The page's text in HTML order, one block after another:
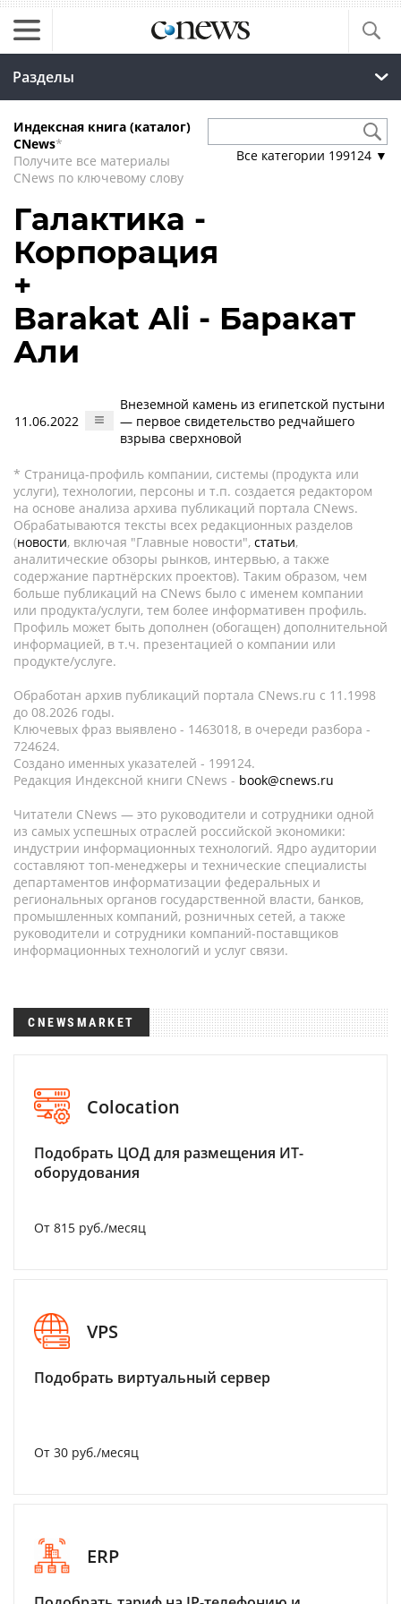
Разделы
Индексная книга (каталог)
CNews*
Получите все материалы
CNews по ключевому слову
Все категории 199124 ▼
Галактика -
Корпорация
+
Barakat Ali - Баракат
Али
11.06.2022
Внеземной камень из египетской пустыни
— первое свидетельство редчайшего
взрыва сверхновой
* Страница-профиль компании, системы (продукта или
услуги), технологии, персоны и т.п. создается редактором
на основе анализа архива публикаций портала CNews.
Обрабатываются тексты всех редакционных разделов
(новости, включая "Главные новости", статьи,
аналитические обзоры рынков, интервью, а также
содержание партнёрских проектов). Таким образом, чем
больше публикаций на CNews было с именем компании
или продукта/услуги, тем более информативен профиль.
Профиль может быть дополнен (обогащен) дополнительной
информацией, в т.ч. презентацией о компании или
продукте/услуге.
Обработан архив публикаций портала CNews.ru c 11.1998
до 08.2026 годы.
Ключевых фраз выявлено - 1463018, в очереди разбора -
724624.
Создано именных указателей - 199124.
Редакция Индексной книги CNews - book@cnews.ru
Читатели CNews — это руководители и сотрудники одной
из самых успешных отраслей российской экономики:
индустрии информационных технологий. Ядро аудитории
составляют топ-менеджеры и технические специалисты
департаментов информатизации федеральных и
региональных органов государственной власти, банков,
промышленных компаний, розничных сетей, а также
руководители и сотрудники компаний-поставщиков
информационных технологий и услуг связи.
CNEWSMARKET
Colocation
Подобрать ЦОД для размещения ИТ-
оборудования
От 815 руб./месяц
VPS
Подобрать виртуальный сервер
От 30 руб./месяц
ERP